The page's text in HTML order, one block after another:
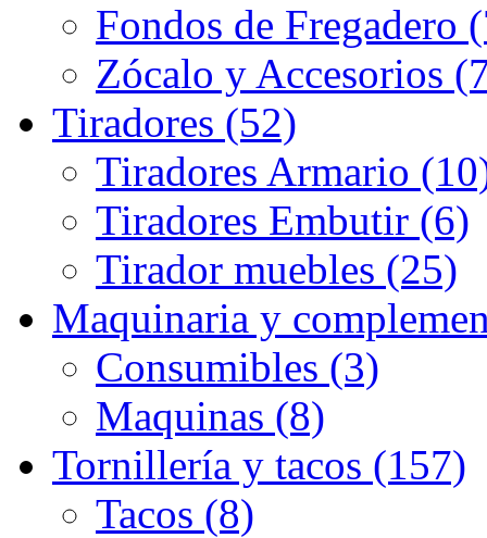
Fondos de Fregadero
Zócalo y Accesorios
Tiradores (52)
Tiradores Armario
Tiradores Embutir (6)
Tirador muebles (25)
Maquinaria y
Consumibles (3)
Maquinas (8)
Tornillería y tacos (157)
Tacos (8)